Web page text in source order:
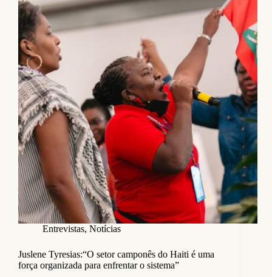
Entrevistas, Notícias
Juslene Tyresias:“O setor camponês do Haiti é uma
força organizada para enfrentar o sistema”